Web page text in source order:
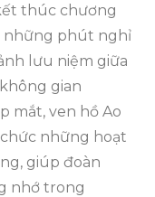
thúc chương
những phút nghỉ
lưu niệm giữa
gian
mắt, ven hồ Ao
những hoạt
giúp đoàn
nhớ trong